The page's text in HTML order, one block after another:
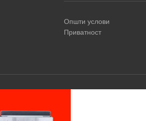
Општи услови
Приватност